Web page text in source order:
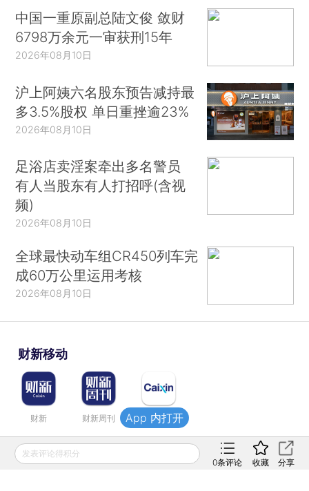
中国一重原副总陆文俊 敛财
6798万余元一审获刑15年
2026年08月10日
沪上阿姨六名股东预告减持最
多3.5%股权 单日重挫逾23%
2026年08月10日
足浴店卖淫案牵出多名警员
有人当股东有人打招呼(含视
频)
2026年08月10日
全球最快动车组CR450列车完
成60万公里运用考核
2026年08月10日
财新移动
财新 财新周刊 Caixin
登录|网页版
发表评论得积分
0条评论 收藏 分享
App 内打开